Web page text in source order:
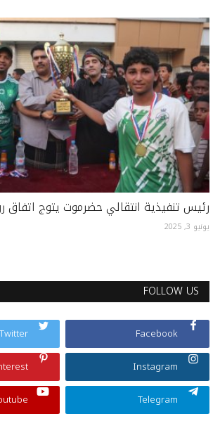
رئيس تنفيذية انتقالي حضرموت يتوج اتفاق
يونيو 3, 2025
FOLLOW US
Facebook
Twitter
Instagram
Telegram